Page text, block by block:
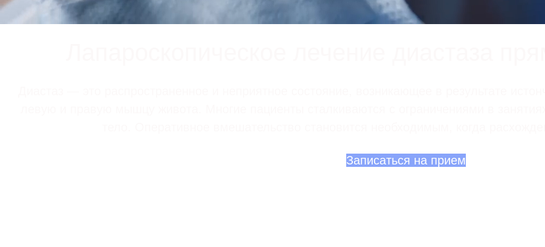
Записаться на прием